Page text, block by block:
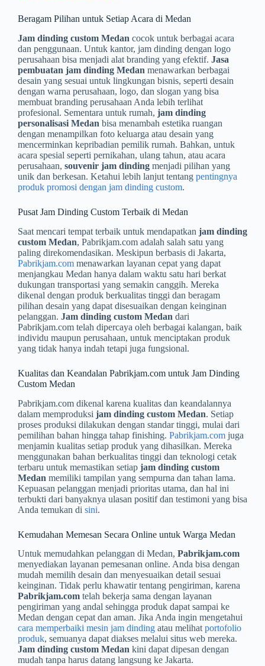
Beragam Pilihan untuk Setiap Acara di Medan
Jam dinding custom Medan cocok untuk berbagai acara
dan penggunaan. Untuk kantor, jam dinding dengan logo
perusahaan bisa menjadi alat branding yang efektif. Jasa
pembuatan jam dinding Medan menawarkan berbagai
desain yang sesuai untuk lingkungan bisnis, seperti desain
dengan warna perusahaan, logo, dan slogan yang bisa
membuat branding perusahaan Anda lebih terlihat
profesional. Sementara untuk rumah, jam dinding
personalisasi Medan bisa menambah estetika ruangan
dengan menampilkan foto keluarga atau desain yang
mencerminkan kepribadian pemilik rumah. Bahkan, untuk
acara spesial seperti pernikahan, ulang tahun, atau acara
perusahaan, souvenir jam dinding menjadi pilihan yang
unik dan berkesan. Ketahui lebih lanjut tentang pentingnya
produk promosi dengan jam dinding custom.
Pusat Jam Dinding Custom Terbaik di Medan
Saat mencari tempat terbaik untuk mendapatkan jam dinding
custom Medan, Pabrikjam.com adalah salah satu yang
paling direkomendasikan. Meskipun berbasis di Jakarta,
Pabrikjam.com menawarkan layanan cepat yang dapat
menjangkau Medan hanya dalam waktu satu hari berkat
dukungan transportasi yang semakin canggih. Mereka
dikenal dengan produk berkualitas tinggi dan beragam
pilihan desain yang dapat disesuaikan dengan keinginan
pelanggan. Jam dinding custom Medan dari
Pabrikjam.com telah dipercaya oleh berbagai kalangan, baik
individu maupun perusahaan, untuk menciptakan produk
yang tidak hanya indah tetapi juga fungsional.
Kualitas dan Keandalan Pabrikjam.com untuk Jam Dinding
Custom Medan
Pabrikjam.com dikenal karena kualitas dan keandalannya
dalam memproduksi jam dinding custom Medan. Setiap
proses produksi dilakukan dengan standar tinggi, mulai dari
pemilihan bahan hingga tahap finishing. Pabrikjam.com juga
menjamin kualitas setiap produk yang dihasilkan. Mereka
menggunakan bahan berkualitas tinggi dan teknologi cetak
terbaru untuk memastikan setiap jam dinding custom
Medan memiliki tampilan yang sempurna dan tahan lama.
Kepuasan pelanggan menjadi prioritas utama, dan hal ini
terbukti dari banyaknya ulasan positif dan testimoni yang bisa
Anda temukan di sini.
Kemudahan Memesan Secara Online untuk Warga Medan
Untuk memudahkan pelanggan di Medan, Pabrikjam.com
menyediakan layanan pemesanan online. Anda bisa dengan
mudah memilih desain dan menyesuaikan detail sesuai
keinginan. Tidak perlu khawatir tentang pengiriman, karena
Pabrikjam.com telah bekerja sama dengan layanan
pengiriman yang andal sehingga produk dapat sampai ke
Medan dengan cepat dan aman. Jika Anda ingin mengetahui
cara memperbaiki mesin jam dinding atau melihat portofolio
produk, semuanya dapat diakses melalui situs web mereka.
Jam dinding custom Medan kini dapat dipesan dengan
mudah tanpa harus datang langsung ke Jakarta.